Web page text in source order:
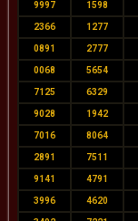
9997 1598
2366 1277
0891 2777
0068 5654
7125 6329
9028 1942
7016 8064
2891 7511
9141 4791
3996 4620